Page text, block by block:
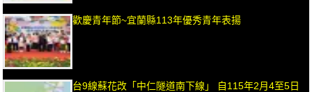
歡慶青年節~宜蘭縣113年優秀青年表揚
台9線蘇花改「中仁隧道南下線」 自115年2月4至5日